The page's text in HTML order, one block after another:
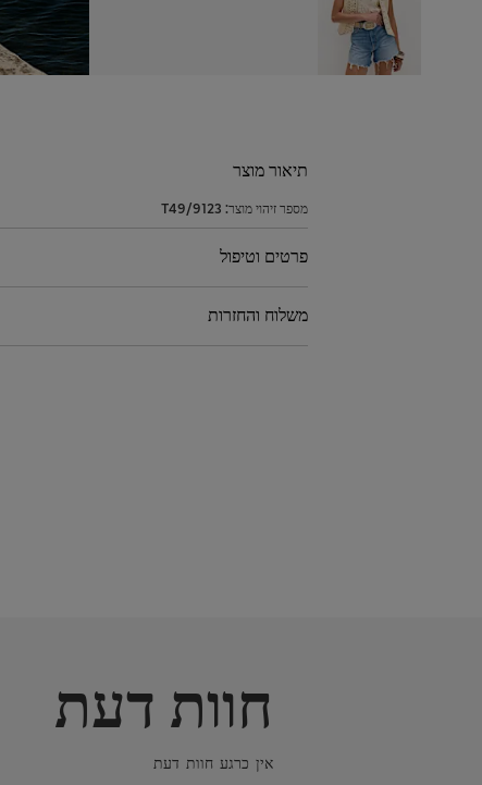
תיאור מוצר
מספר זיהוי מוצר: T49/9123
פרטים וטיפול
משלוח והחזרות
חוות דעת
אין כרגע חוות דעת